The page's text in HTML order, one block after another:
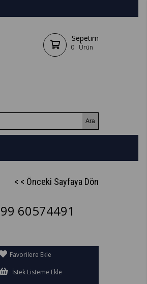
Sepetim
0 Ürün
< < Önceki Sayfaya Dön
60574491
Favorilere Ekle
İstek Listeme Ekle